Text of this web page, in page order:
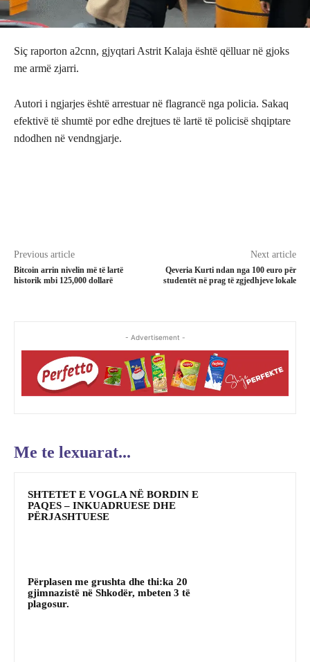
Siç raporton a2cnn, gjyqtari Astrit Kalaja është qëlluar në gjoks
me armë zjarri.
Autori i ngjarjes është arrestuar në flagrancë nga policia. Sakaq
efektivë të shumtë por edhe drejtues të lartë të policisë shqiptare
ndodhen në vendngjarje.
Previous article
Bitcoin arrin nivelin më të lartë
historik mbi 125,000 dollarë
Next article
Qeveria Kurti ndan nga 100 euro për
studentët në prag të zgjedhjeve lokale
- Advertisement -
Me te lexuarat...
SHTETET E VOGLA NË BORDIN E
PAQES – INKUADRUESE DHE
PËRJASHTUESE
Përplasen me grushta dhe thi:ka 20
gjimnazistë në Shkodër, mbeten 3 të
plagosur.